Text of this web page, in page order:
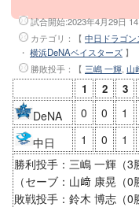
試合開始:2023年4月29日
カテゴリ：【 中日ドラゴン
・ 横浜DeNAベイスターズ 】
勝敗投手 ：【 三嶋 一輝 山
1 2 3
DeNA 0 0 1
中日
1 0 1
勝利投手：三嶋 一輝（3
（セーブ：山﨑 康晃（0
敗戦投手：鈴木 博志（0